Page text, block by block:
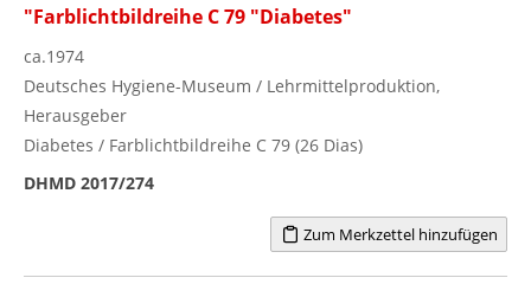
"Farblichtbildreihe C 79 "Diabetes"
ca.1974
Deutsches Hygiene-Museum / Lehrmittelproduktion,
Herausgeber
Diabetes / Farblichtbildreihe C 79 (26 Dias)
DHMD 2017/274
Zum Merkzettel hinzufügen